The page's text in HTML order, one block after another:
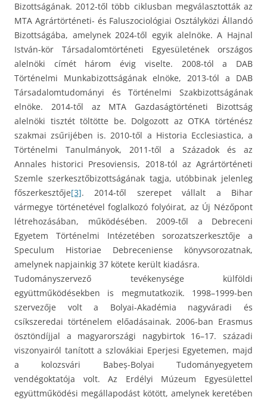
Bizottságának. 2012-től több ciklusban megválasztották az
MTA Agrártörténeti- és Faluszociológiai Osztályközi Állandó
Bizottságába, amelynek 2024-től egyik alelnöke. A Hajnal
István-kör Társadalomtörténeti Egyesületének országos
alelnöki címét három évig viselte. 2008-tól a DAB
Történelmi Munkabizottságának elnöke, 2013-tól a DAB
Társadalomtudományi és Történelmi Szakbizottságának
elnöke. 2014-től az MTA Gazdaságtörténeti Bizottság
alelnöki tisztét töltötte be. Dolgozott az OTKA történész
szakmai zsűrijében is. 2010-től a Historia Ecclesiastica, a
Történelmi Tanulmányok, 2011-től a Századok és az
Annales historici Presoviensis, 2018-tól az Agrártörténeti
Szemle szerkesztőbizottságának tagja, utóbbinak jelenleg
főszerkesztője[3]. 2014-től szerepet vállalt a Bihar
vármegye történetével foglalkozó folyóirat, az Új Nézőpont
létrehozásában, működésében. 2009-től a Debreceni
Egyetem Történelmi Intézetében sorozatszerkesztője a
Speculum Historiae Debreceniense könyvsorozatnak,
amelynek napjainkig 37 kötete került kiadásra.
Tudományszervező tevékenysége külföldi
együttműködésekben is megmutatkozik. 1998–1999-ben
szervezője volt a Bolyai-Akadémia nagyváradi és
csíkszeredai történelem előadásainak. 2006-ban Erasmus
ösztöndíjjal a magyarországi nagybirtok 16–17. századi
viszonyairól tanított a szlovákiai Eperjesi Egyetemen, majd
a kolozsvári Babeș-Bolyai Tudományegyetem
vendégoktatója volt. Az Erdélyi Múzeum Egyesülettel
együttműködési megállapodást kötött, amelynek keretében